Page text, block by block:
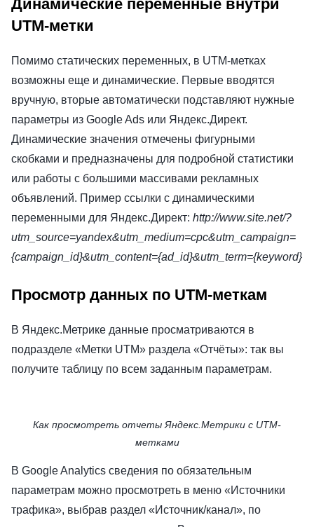
Динамические переменные внутри
UTM-метки
Помимо статических переменных, в UTM-метках
возможны еще и динамические. Первые вводятся
вручную, вторые автоматически подставляют нужные
параметры из Google Ads или Яндекс.Директ.
Динамические значения отмечены фигурными
скобками и предназначены для подробной статистики
или работы с большими массивами рекламных
объявлений. Пример ссылки с динамическими
переменными для Яндекс.Директ: http://www.site.net/?
utm_source=yandex&utm_medium=cpc&utm_campaign=
{campaign_id}&utm_content={ad_id}&utm_term={keyword}
Просмотр данных по UTM-меткам
В Яндекс.Метрике данные просматриваются в
подразделе «Метки UTM» раздела «Отчёты»: так вы
получите таблицу по всем заданным параметрам.
Как просмотреть отчеты Яндекс.Метрики с UTM-
метками
В Google Analytics сведения по обязательным
параметрам можно просмотреть в меню «Источники
трафика», выбрав раздел «Источник/канал», по